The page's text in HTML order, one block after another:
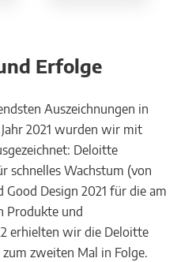
Erfolge
Auszeichnungen in
2021 wurden wir mit
Deloitte
schnelles Wachstum (von
Design 2021 für die am
Produkte und
erhielten wir die Deloitte
zweiten Mal in Folge.